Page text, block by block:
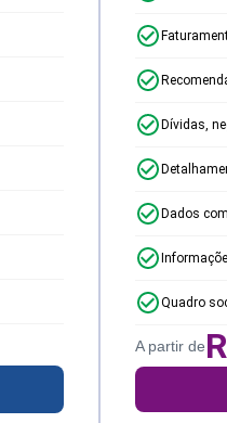
Dívidas,
Dados
Quadro
A partir de